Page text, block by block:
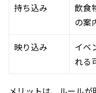
持ち込み
飲食
の案
映り込み
イベ
れる